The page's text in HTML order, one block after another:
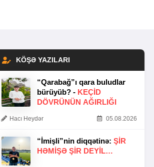
KÖŞƏ YAZILARI
“Qarabağ”ı qara buludlar
bürüyüb? - KEÇID
DÖVRÜNÜN AĞIRLIĞI
Hacı Heydər 05.08.2026
“İmişli”nin diqqətinə: ŞIR
HƏMIŞƏ ŞIR DEYIL…